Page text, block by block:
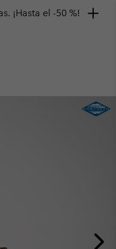
¡Hasta el -50 %!